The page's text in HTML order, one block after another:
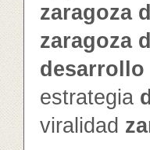
zaragoza
zaragoza
desarrollo
estrategia
viralidad